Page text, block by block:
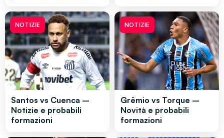
NOTIZIE
Santos vs Cuenca –
Notizie e probabili
formazioni
NOTIZIE
Grêmio vs Torque –
Novità e probabili
formazioni